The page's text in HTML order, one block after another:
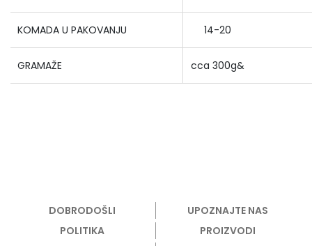
KOMADA U PAKOVANJU 14-20
GRAMAŽE cca 300g&
DOBRODOŠLI
UPOZNAJTE NAS
POLITIKA
PROIZVODI